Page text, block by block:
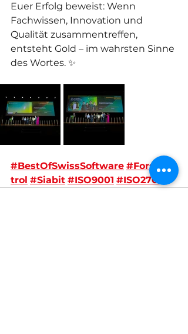
Euer Erfolg beweist: Wenn
Fachwissen, Innovation und
Qualität zusammentreffen,
entsteht Gold – im wahrsten Sinne
des Wortes. ✨
#BestOfSwissSoftware #Forstcon
trol #Siabit #ISO9001 #ISO27001